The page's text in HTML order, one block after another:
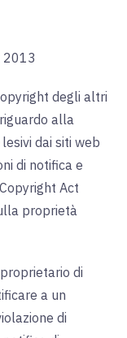
2013
degli altri
alla
dai siti web
di notifica e
Act
proprietà
di
a un
di